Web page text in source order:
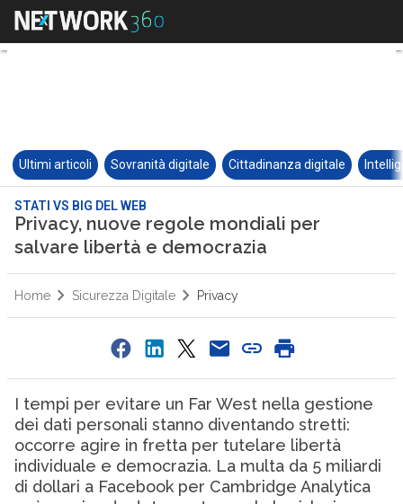
Ultimi articoli Sovranità digitale Cittadinanza digitale
STATI VS BIG DEL WEB
Privacy, nuove regole mondiali per
salvare libertà e democrazia
Home Sicurezza Digitale Privacy
I tempi per evitare un Far West nella gestione
dei dati personali stanno diventando stretti:
occorre agire in fretta per tutelare libertà
individuale e democrazia. La multa da 5 miliardi
di dollari a Facebook per Cambridge Analytica